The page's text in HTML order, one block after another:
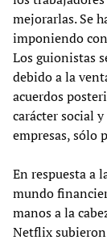
mejorarlas. Se
imponiendo
Los guionistas
debido a la
acuerdos
carácter social
empresas, sólo
En respuesta a
mundo
manos a la
Netflix subieron